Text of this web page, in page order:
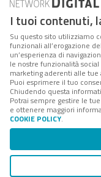
Forumpa.itè
presso Registro
Reg. n. 182 del 2
FPA s.r.l. è
Coordinamento da
è un'azienda
Codice Fiscale/
I tuoi contenuti,
Su questo sito utilizziamo
funzionali all’erogazione
un’esperienza di
le nostre funzionalità
marketing aderenti alle
Puoi esprimere il tuo
Chiudendo questa
Potrai sempre gestire le
e ottenere maggiori
COOKIE POLICY.